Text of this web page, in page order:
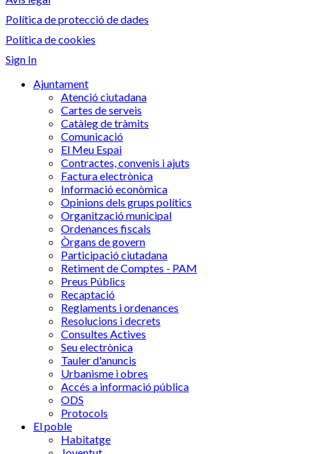
Política de protecció de dades
Política de cookies
Sign In
Ajuntament
Atenció ciutadana
Cartes de serveis
Catàleg de tràmits
Comunicació
El Meu Espai
Contractes, convenis i ajuts
Factura electrònica
Informació econòmica
Opinions dels grups polítics
Organització municipal
Ordenances fiscals
Òrgans de govern
Participació ciutadana
Retiment de Comptes - PAM
Preus Públics
Recaptació
Reglaments i ordenances
Resolucions i decrets
Consultes Actives
Seu electrònica
Tauler d'anuncis
Urbanisme i obres
Accés a informació pública
ODS
Protocols
El poble
Habitatge